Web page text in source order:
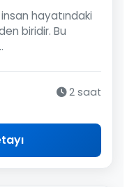
hayatındaki
biridir. Bu
2 saat